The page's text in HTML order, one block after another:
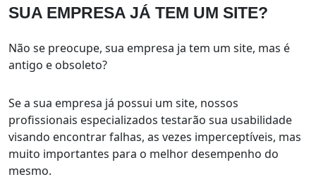
SUA EMPRESA JÁ TEM UM SITE?
Não se preocupe, sua empresa ja tem um site, mas é
antigo e obsoleto?
Se a sua empresa já possui um site, nossos
profissionais especializados testarão sua usabilidade
visando encontrar falhas, as vezes imperceptíveis, mas
muito importantes para o melhor desempenho do
mesmo.